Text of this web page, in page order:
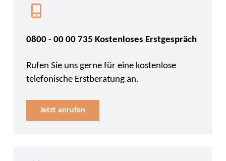
0800 - 00 00 735 Kostenloses Erstgespräch
Rufen Sie uns gerne für eine kostenlose
telefonische Erstberatung an.
Jetzt anrufen